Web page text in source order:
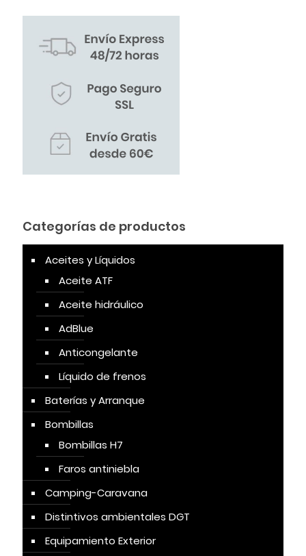
Categorías de productos
Aceites y Líquidos
Aceite ATF
Aceite hidráulico
AdBlue
Anticongelante
Líquido de frenos
Baterías y Arranque
Bombillas
Bombillas H7
Faros antiniebla
Camping-Caravana
Distintivos ambientales DGT
Equipamiento Exterior